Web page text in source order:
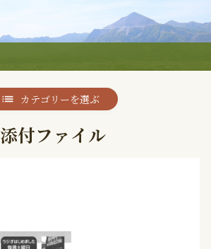
カテゴリーを選ぶ
添付ファイル